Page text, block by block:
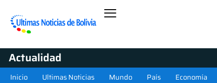
Actualidad
Inicio Ultimas Noticias Mundo País
Economía